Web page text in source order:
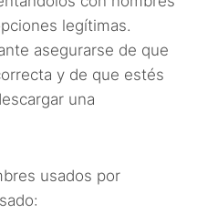
legítimas.
asegurarse de que
y de que estés
una
usados por